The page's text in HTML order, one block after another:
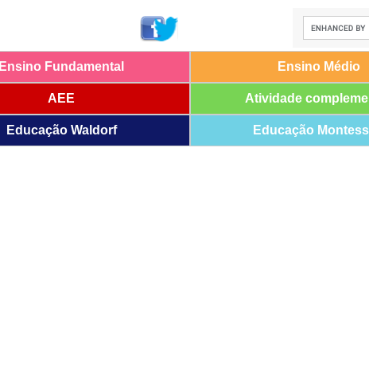
Ensino Fundamental Ensino Médio
AEE Atividade
Educação Waldorf Educação